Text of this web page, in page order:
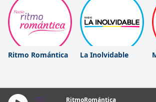
Ritmo Romántica La Inolvidable
RitmoRomántica